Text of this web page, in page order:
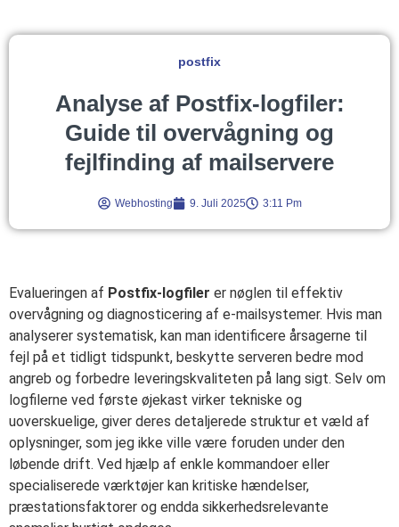
postfix
Analyse af Postfix-logfiler:
Guide til overvågning og
fejlfinding af mailservere
Webhosting 9. Juli 2025 3:11 Pm
Evalueringen af Postfix-logfiler er nøglen til effektiv
overvågning og diagnosticering af e-mailsystemer. Hvis man
analyserer systematisk, kan man identificere årsagerne til
fejl på et tidligt tidspunkt, beskytte serveren bedre mod
angreb og forbedre leveringskvaliteten på lang sigt. Selv om
logfilerne ved første øjekast virker tekniske og
uoverskuelige, giver deres detaljerede struktur et væld af
oplysninger, som jeg ikke ville være foruden under den
løbende drift. Ved hjælp af enkle kommandoer eller
specialiserede værktøjer kan kritiske hændelser,
præstationsfaktorer og endda sikkerhedsrelevante